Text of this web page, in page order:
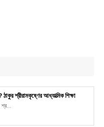
শ্রীরামকৃষ্ণের আধ্যাত্মিক শিক্ষা
শ্র...